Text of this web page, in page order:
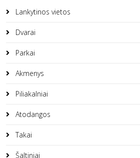
Lankytinos vietos
Dvarai
Parkai
Akmenys
Piliakalniai
Atodangos
Takai
Šaltiniai